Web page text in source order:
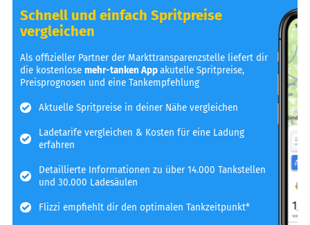
Schnell und einfach Spritpreise
vergleichen
Als offizieller Partner der Markttransparenzstelle liefert dir
die kostenlosemehr-tanken Appakutelle Spritpreise,
Preisprognosen und eine Tankempfehlung
Aktuelle Spritpreise in deiner Nähe vergleichen
Ladetarife vergleichen & Kosten für eine Ladung
erfahren
Detaillierte Informationen zu über 14.000 Tankstellen
und 30.000 Ladesäulen
Flizzi empfiehlt dir den optimalen Tankzeitpunkt*